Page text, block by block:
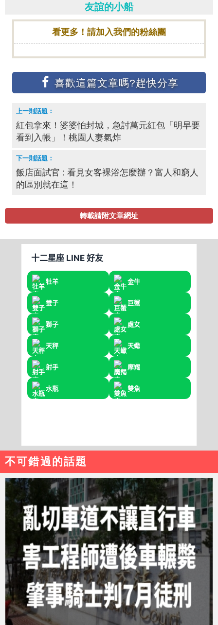
友誼的小船
看更多！請加入我們的粉絲團
紅包拿來！婆婆怕封城，急討萬元紅包「明早要
看到入帳」！桃園人妻氣炸
飯店面試官 : 看見女客裸浴怎麼辦？富人和窮人
的區別就在這！
轉載請附文章網址
不可錯過的話題